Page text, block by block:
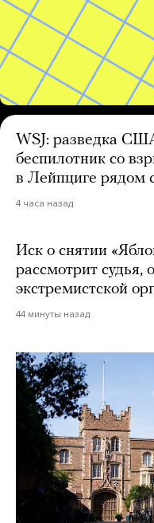
WSJ: разведка
беспилотник со
в Лейпциге рядом
4 часа назад
Иск о снятии
рассмотрит
экстремистской
44 минуты назад